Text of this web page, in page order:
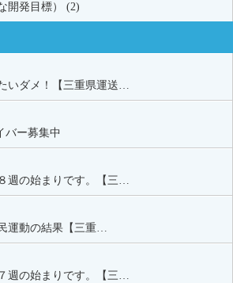
開発目標） (2)
いダメ！【三重県運送…
バー募集中
週の始まりです。【三…
運動の結果【三重…
週の始まりです。【三…